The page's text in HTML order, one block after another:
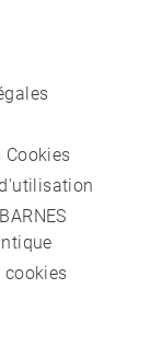
Cookies
cookies